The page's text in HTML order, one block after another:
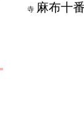
寺 麻布十番